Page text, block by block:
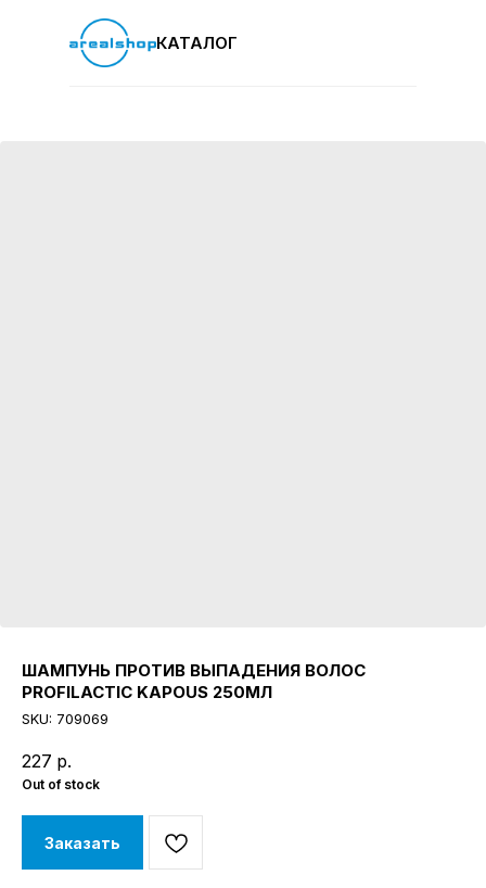
КАТАЛОГ
ШАМПУНЬ ПРОТИВ ВЫПАДЕНИЯ ВОЛОС
PROFILACTIC KAPOUS 250МЛ
SKU: 709069
227 р.
Out of stock
Заказать